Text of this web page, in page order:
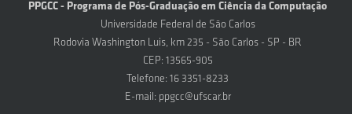
PPGCC - Programa de Pós-Graduação em Ciência da Computação
Universidade Federal de São Carlos
Rodovia Washington Luis, km 235 - São Carlos - SP - BR
CEP: 13565-905
Telefone: 16 3351-8233
E-mail: ppgcc@ufscar.br